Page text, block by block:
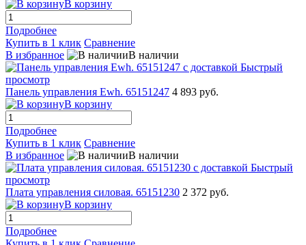
В корзину
Подробнее
Купить в 1 клик Сравнение
В избранное
В наличии
Быстрый
просмотр
Панель управления Ewh. 65151247 4 893 руб.
В корзину
Подробнее
Купить в 1 клик Сравнение
В избранное
В наличии
Быстрый
просмотр
Плата управления силовая. 65151230 2 372 руб.
В корзину
Подробнее